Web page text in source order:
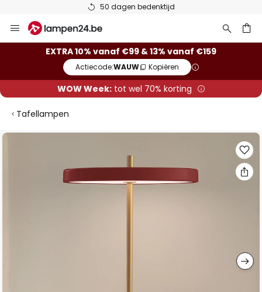
50 dagen bedenktijd
naar
EXTRA 10% vanaf €99 & 13% vanaf €159
Actiecode:WAUW Kopiëren
WOW Week:tot wel 70% korting
Tafellampen
Ga